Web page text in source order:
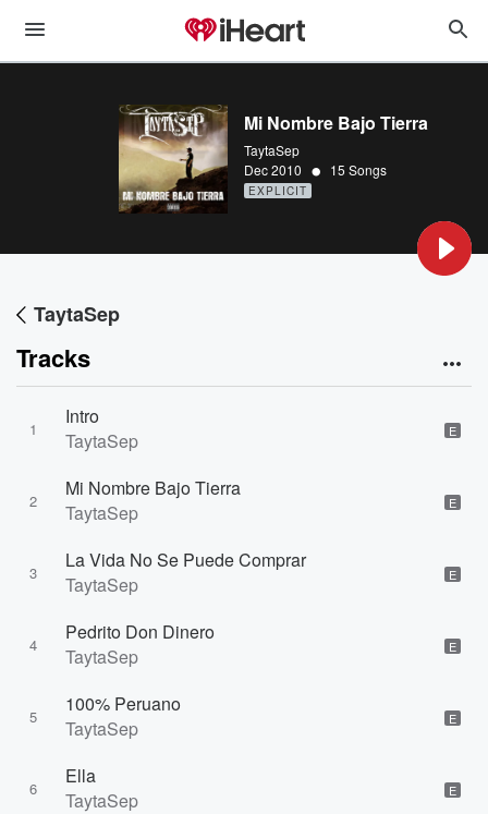
Mi Nombre Bajo Tierra
TaytaSep
Dec 2010 • 15 Songs
EXPLICIT
TaytaSep
Tracks
1
Intro
TaytaSep
E
2
Mi Nombre Bajo Tierra
TaytaSep
E
3
La Vida No Se Puede Comprar
TaytaSep
E
4
Pedrito Don Dinero
TaytaSep
E
5
100% Peruano
TaytaSep
E
6
Ella
TaytaSep
E